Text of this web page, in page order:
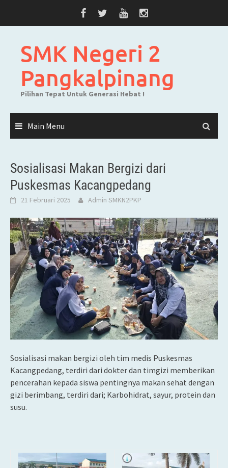
SMK Negeri 2
Pangkalpinang
Pilihan Tepat Untuk Generasi Hebat !
Main Menu
Sosialisasi Makan Bergizi dari
Puskesmas Kacangpedang
21 Februari 2025 Admin SMKN2PKP
Sosialisasi makan bergizi oleh tim medis Puskesmas
Kacangpedang, terdiri dari dokter dan timgizi memberikan
pencerahan kepada siswa pentingnya makan sehat dengan
gizi berimbang, terdiri dari; Karbohidrat, sayur, protein dan
susu.